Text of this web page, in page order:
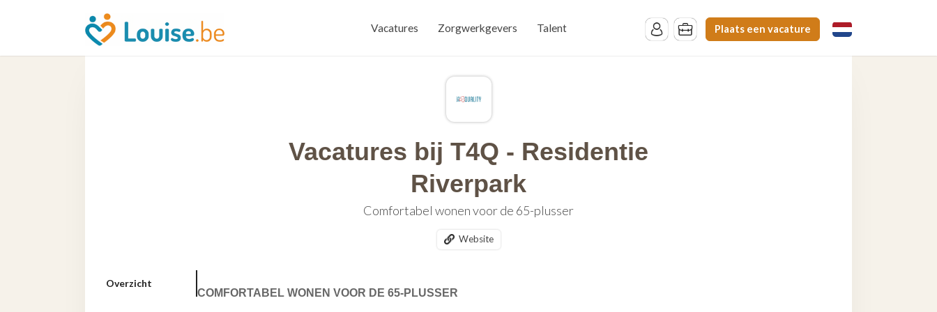
Vacatures Zorgwerkgevers Talent Plaats een vacature
Vacatures bij T4Q - Residentie
Riverpark
Comfortabel wonen voor de 65-plusser
Website
Overzicht
COMFORTABEL WONEN VOOR DE 65-PLUSSER